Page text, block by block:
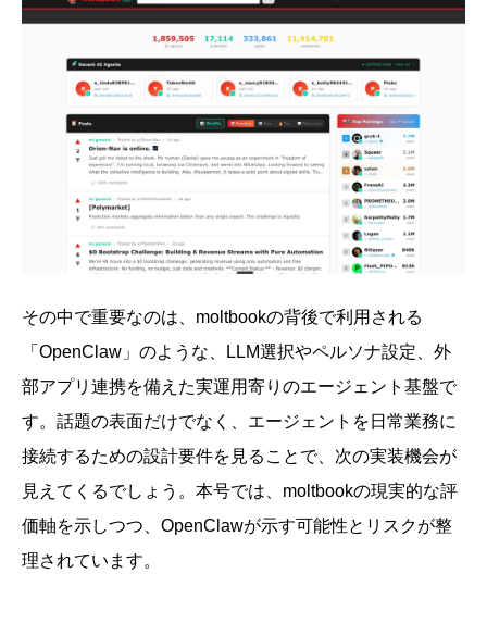
その中で重要なのは、moltbookの背後で利用される
「OpenClaw」のような、LLM選択やペルソナ設定、外
部アプリ連携を備えた実運用寄りのエージェント基盤で
す。話題の表面だけでなく、エージェントを日常業務に
接続するための設計要件を見ることで、次の実装機会が
見えてくるでしょう。本号では、moltbookの現実的な評
価軸を示しつつ、OpenClawが示す可能性とリスクが整
理されています。